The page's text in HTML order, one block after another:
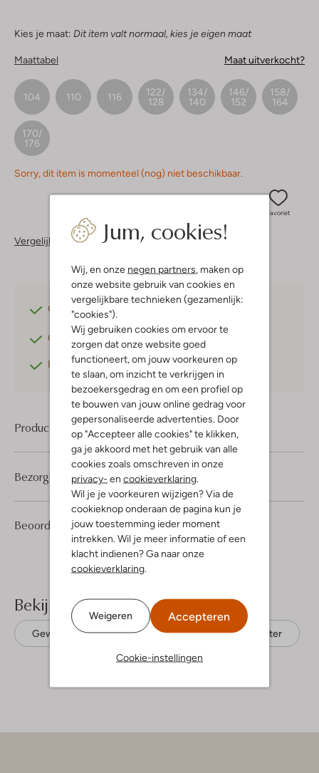
Jum, cookies!
Wij, en onze negen partners , maken op
onze website gebruik van cookies en
vergelijkbare technieken (gezamenlijk:
"cookies").
Wij gebruiken cookies om ervoor te
zorgen dat onze website goed
functioneert, om jouw voorkeuren op
te slaan, om inzicht te verkrijgen in
bezoekersgedrag en om een profiel op
te bouwen van jouw online gedrag voor
gepersonaliseerde advertenties. Door
op "Accepteer alle cookies" te klikken,
ga je akkoord met het gebruik van alle
cookies zoals omschreven in onze
privacy- en cookieverklaring
Wil je je voorkeuren wijzigen? Via de
cookieknop onderaan de pagina kun je
jouw toestemming ieder moment
intrekken. Wil je meer informatie of een
klacht indienen? Ga naar onze
cookieverklaring
Weigeren Accepteren
Cookie-instellingen
Kies je maat: Dit item valt normaal, kies je eigen maat
Maattabel Maat uitverkocht?
104 110 116
122/
128
134/
140
146/
152
158/
164
170/
176
Sorry, dit item is momenteel (nog) niet beschikbaar.
Favoriet
Vergelijkbare items
Gratis verzending
Gratis retourneren
Betaal achterafmet Klarna
Product informatie
Beoordelingen (1) 3/5
1
3
Sterren
Bezorgen & retourneren
Bekijk meer
Gewatteerde jassen Retour Polyester